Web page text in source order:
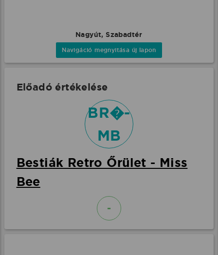
Nagyút, Szabadtér
Navigáció megnyitása új lapon
Előadó értékelése
BR�-
MB
Bestiák Retro Őrület - Miss
Bee
-